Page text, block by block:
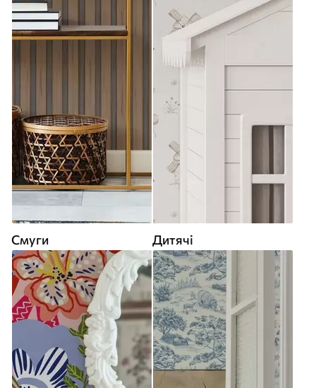
Смуги Дитячі